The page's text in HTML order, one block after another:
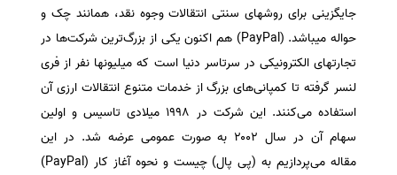
سفارش تولید محتوا
سفارش ترجمه همزمان
سفارش چکیده گرافیکی
سفارش تهیه کاورلتر
سفارش انگیزه‌نامه‌SOP
جایگزینی برای روشهای سنتی انتقالات وجوه نقد، همانند چک و
حواله میباشد. (PayPal) هم اکنون یکی از بزرگ‌ترین شرکت‌ها در
تجارتهای الکترونیکی در سرتاسر دنیا است که میلیونها نفر از فری
لنسر گرفته تا کمپانی‌های بزرگ از خدمات متنوع انتقالات ارزی آن
استفاده می‌کنند. این شرکت در ۱۹۹۸ میلادی تاسیس و اولین
سهام آن در سال ۲۰۰۲ به صورت عمومی عرضه شد. در این
مقاله می‌پردازیم به (پی پال) چیست و نحوه آغاز کار (PayPal)